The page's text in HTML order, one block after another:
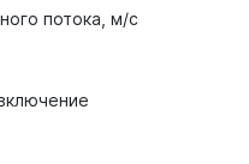
потока, м/с